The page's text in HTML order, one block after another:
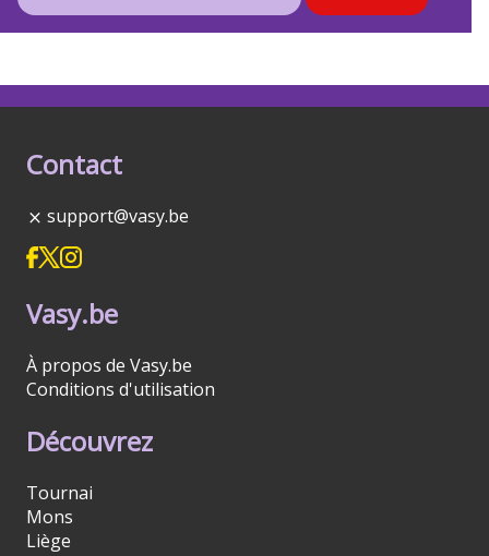
Contact
support@vasy.be
Vasy.be
À propos de Vasy.be
Conditions d'utilisation
Découvrez
Tournai
Mons
Liège